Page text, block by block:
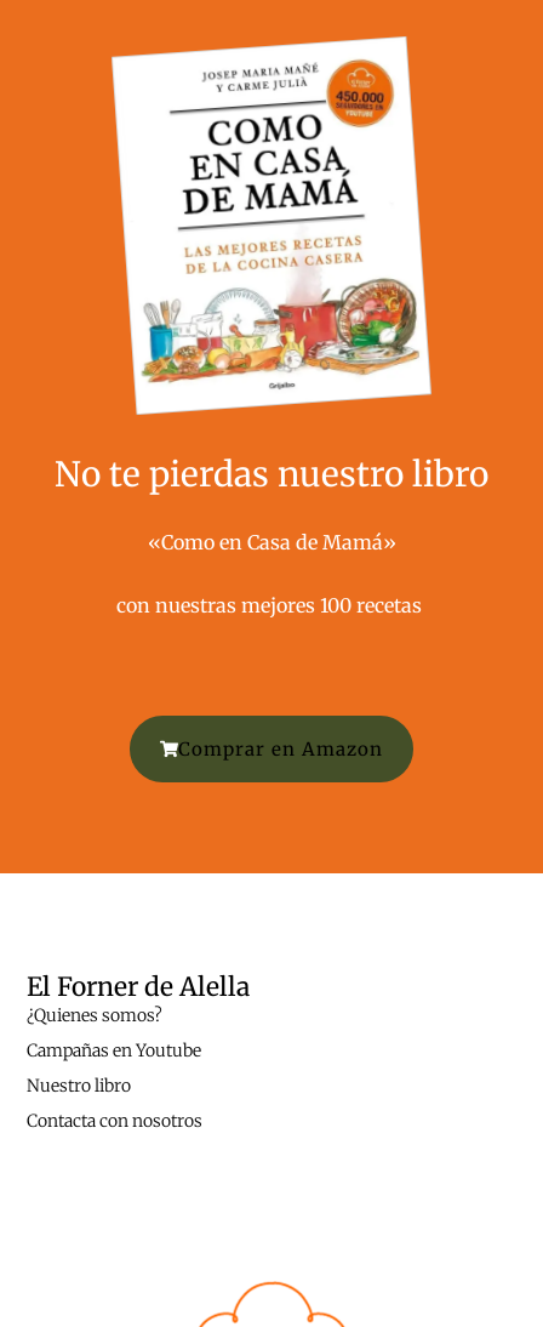
No te pierdas nuestro libro
«Como en Casa de Mamá»
con nuestras mejores 100 recetas ​
Comprar en Amazon
El Forner de Alella
¿Quienes somos?
Campañas en Youtube
Nuestro libro
Contacta con nosotros